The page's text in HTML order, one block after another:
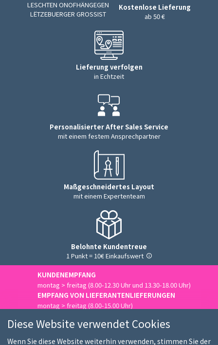
LESCHTEN ONOFHÄNGEGEN
LËTZEBUERGER GROSSIST
Kostenlose Lieferung
ab 50 €
Lieferung verfolgen
in Echtzeit
Personalisierter After Sales Service
mit einem festem Ansprechpartner
Maßgeschneidertes Layout
mit einem Expertenteam
Belohnte Kundentreue
1 Punkt = 10€ Einkaufswert
KUNDENEMPFANG
montag > freitag (8.00-12.30 Uhr und 13.30-18.00 Uhr)
EMPFANG VON LIEFERANTENLIEFERUNGEN
montag > freitag (8.00-15.00 Uhr)
Diese Website verwendet Cookies
Wenn Sie diese Website weiterhin verwenden, stimmen Sie der